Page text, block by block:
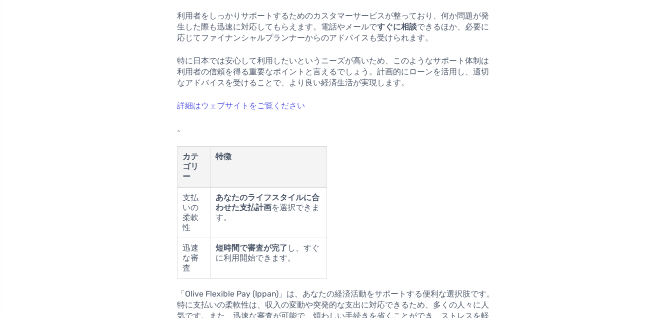
利用者をしっかりサポートするためのカスタマーサービスが整っており、何か問題が発
生した際も迅速に対応してもらえます。電話やメールですぐに相談できるほか、必要に
応じてファイナンシャルプランナーからのアドバイスも受けられます。
特に日本では安心して利用したいというニーズが高いため、このようなサポート体制は
利用者の信頼を得る重要なポイントと言えるでしょう。計画的にローンを活用し、適切
なアドバイスを受けることで、より良い経済生活が実現します。
詳細はウェブサイトをご覧ください
。
カテ
ゴリ
ー
特徴
支払
いの
柔軟
性
あなたのライフスタイルに合
わせた支払計画を選択できま
す。
迅速
な審
査
短時間で審査が完了 し、すぐ
に利用開始できます。
「Olive Flexible Pay (Ippan)」は、あなたの経済活動をサポートする便利な選択肢です。
特に支払いの柔軟性は、収入の変動や突発的な支出に対応できるため、多くの人々に人
気です。また、迅速な審査が可能で、煩わしい手続きを省くことができ、ストレスを軽